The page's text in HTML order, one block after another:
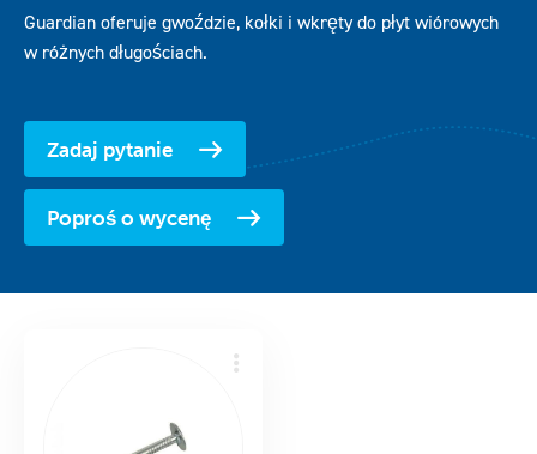
Guardian oferuje gwoździe, kołki i wkręty do płyt wiórowych
w różnych długościach.
Zadaj pytanie
Poproś o wycenę